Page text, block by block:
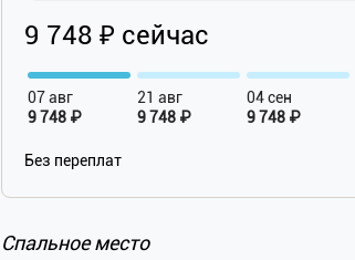
9 748 ₽ сейчас
07 авг
9 748 ₽
21 авг
9 748 ₽
04 сен
9 748 ₽
Без переплат
Спальное место